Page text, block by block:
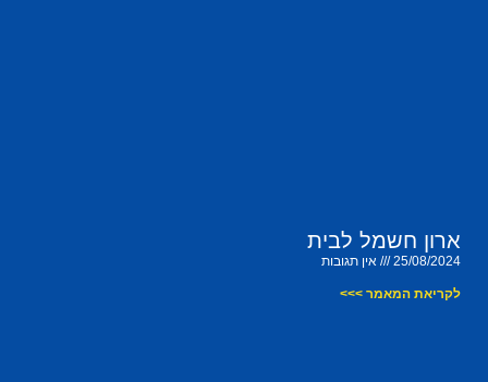
ארון חשמל לבית
25/08/2024 אין תגובות
לקריאת המאמר >>>